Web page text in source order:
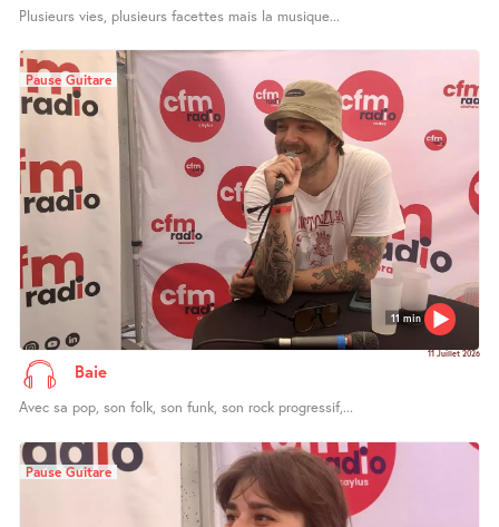
Plusieurs vies, plusieurs facettes mais la musique...
11 min
Pause Guitare
11 Juillet 2026
Baie
Avec sa pop, son folk, son funk, son rock progressif,...
Pause Guitare